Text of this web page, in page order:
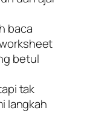
baca
betul
tak
langkah